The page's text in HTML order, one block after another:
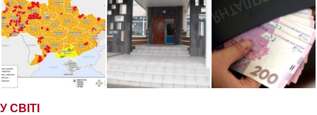
У СВІТІ